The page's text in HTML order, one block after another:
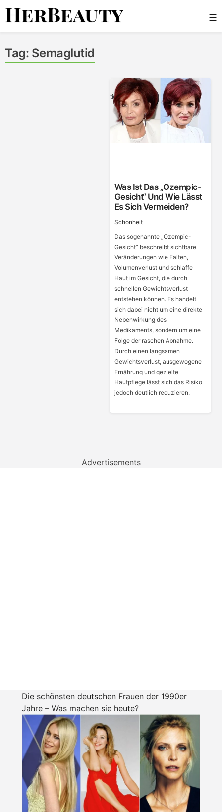
Skip
☰
Tag: Semaglutid
Was Ist Das „Ozempic-
Gesicht“ Und Wie Lässt
Es Sich Vermeiden?
Schonheit
Das sogenannte „Ozempic-
Gesicht“ beschreibt sichtbare
Veränderungen wie Falten,
Volumenverlust und schlaffe
Haut im Gesicht, die durch
schnellen Gewichtsverlust
entstehen können. Es handelt
sich dabei nicht um eine direkte
Nebenwirkung des
Medikaments, sondern um eine
Folge der raschen Abnahme.
Durch einen langsamen
Gewichtsverlust, ausgewogene
Ernährung und gezielte
Hautpflege lässt sich das Risiko
jedoch deutlich reduzieren.
Advertisements
Die schönsten deutschen Frauen der 1990er
Jahre – Was machen sie heute?